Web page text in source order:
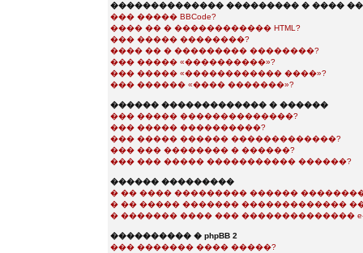
�������������� ��������� � ����
��� ����� BBCode?
���� �� � ������������ HTML?
��� ����� ��������?
���� �� � ��������� ��������?
��� ����� «����������»?
��� ����� «������������ ����»?
��� ������ «���� �������»?
������ ������������� � ������
��� ����� ��������������?
��� ����� ����������?
��� ����� ������ �������������?
��� ��� �������� � ������?
��� ��� ����� ����������� ������?
������ ���������
� �� ���� ��������� ������
� �� ����� ������� �������������
� ������� ���� ��� ��������������
���������� � phpBB 2
��� ������� ���� �����?